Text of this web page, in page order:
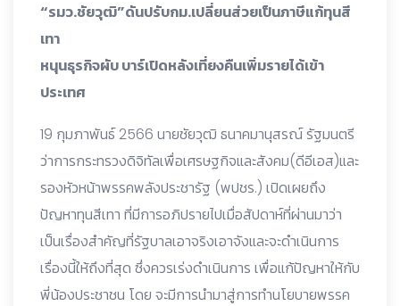
“รมว.ชัยวุฒิ”ดันปรับกม.เปลี่ยนส่วยเป็นภาษีแก้ทุนสี
เทา
หนุนธุรกิจผับ บาร์เปิดหลังเที่ยงคืนเพิ่มรายได้เข้า
ประเทศ
19 กุมภาพันธ์ 2566 นายชัยวุฒิ ธนาคมานุสรณ์ รัฐมนตรี
ว่าการกระทรวงดิจิทัลเพื่อเศรษฐกิจและสังคม(ดีอีเอส)และ
รองหัวหน้าพรรคพลังประชารัฐ (พปชร.) เปิดเผยถึง
ปัญหาทุนสีเทา ที่มีการอภิปรายไปเมื่อสัปดาห์ที่ผ่านมาว่า
เป็นเรื่องสําคัญที่รัฐบาลเอาจริงเอาจังและจะดําเนินการ
เรื่องนี้ให้ถึงที่สุด ซึ่งควรเร่งดําเนินการ เพื่อแก้ปัญหาให้กับ
พี่น้องประชาชน โดย จะมีการนำมาสู่การทำนโยบายพรรค